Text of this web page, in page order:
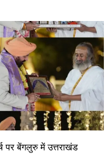
पर बेंगलुरु में उत्तराखंड